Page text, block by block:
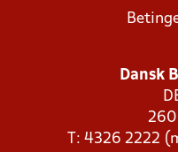
Dansk
T: 4326 2222